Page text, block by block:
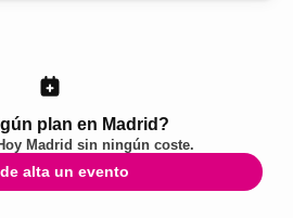
plan en Madrid?
Madrid sin ningún coste.
alta un evento